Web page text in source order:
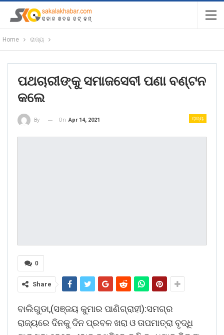
Home ରାଜ୍ୟ
ପଥଚାରୀଙ୍କୁ ସମାଜସେବୀ ପଣା ବଣ୍ଟନ
କଲେ
ରାଜ୍ୟ
By On Apr 14, 2021
0
Share
ବାଲିଗୁଡା,(ସଞ୍ଜୟ କୁମାର ପାଣିଗ୍ରାହୀ):ସମଗ୍ର
ରାଜ୍ୟରେ ଦିନକୁ ଦିନ ପ୍ରବଳ ଖରା ଓ ତାପମାତ୍ରା ବୃଦ୍ଧି